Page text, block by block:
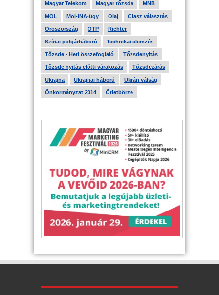
Magyar Telekom Magyar tőzsde MNB
MOL Mol-INA-ügy Olaj Olasz választás
Oroszország OTP Richter
Szíriai polgárháború Technikai elemzés
Tőzsde - Heti összefoglaló Tőzsdenyitás
Tőzsde nyitás előtti várakozás Tőzsdezárás
Ukrajna Ukrajnai háború Ukrán válság
Önkormányzat 2014 Ötletbörze